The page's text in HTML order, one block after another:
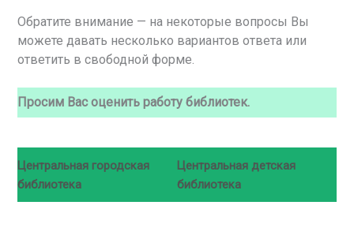
Обратите внимание — на некоторые вопросы Вы
можете давать несколько вариантов ответа или
ответить в свободной форме.
Просим Вас оценить работу библиотек.
Центральная городская
библиотека
Центральная детская
библиотека